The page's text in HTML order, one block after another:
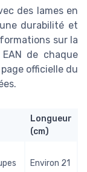
des lames en
durabilité et
sur la
de chaque
officielle du
Longueur
(cm)
Environ 21